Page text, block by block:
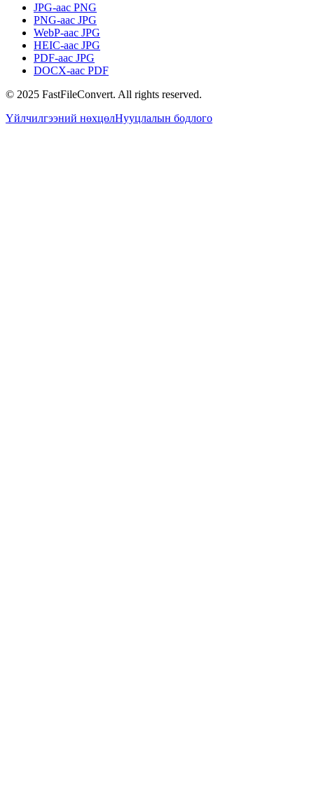
JPG-аас PNG
PNG-аас JPG
WebP-аас JPG
HEIC-аас JPG
PDF-аас JPG
DOCX-аас PDF
© 2025 FastFileConvert. All rights reserved.
Үйлчилгээний нөхцөлНууцлалын бодлого